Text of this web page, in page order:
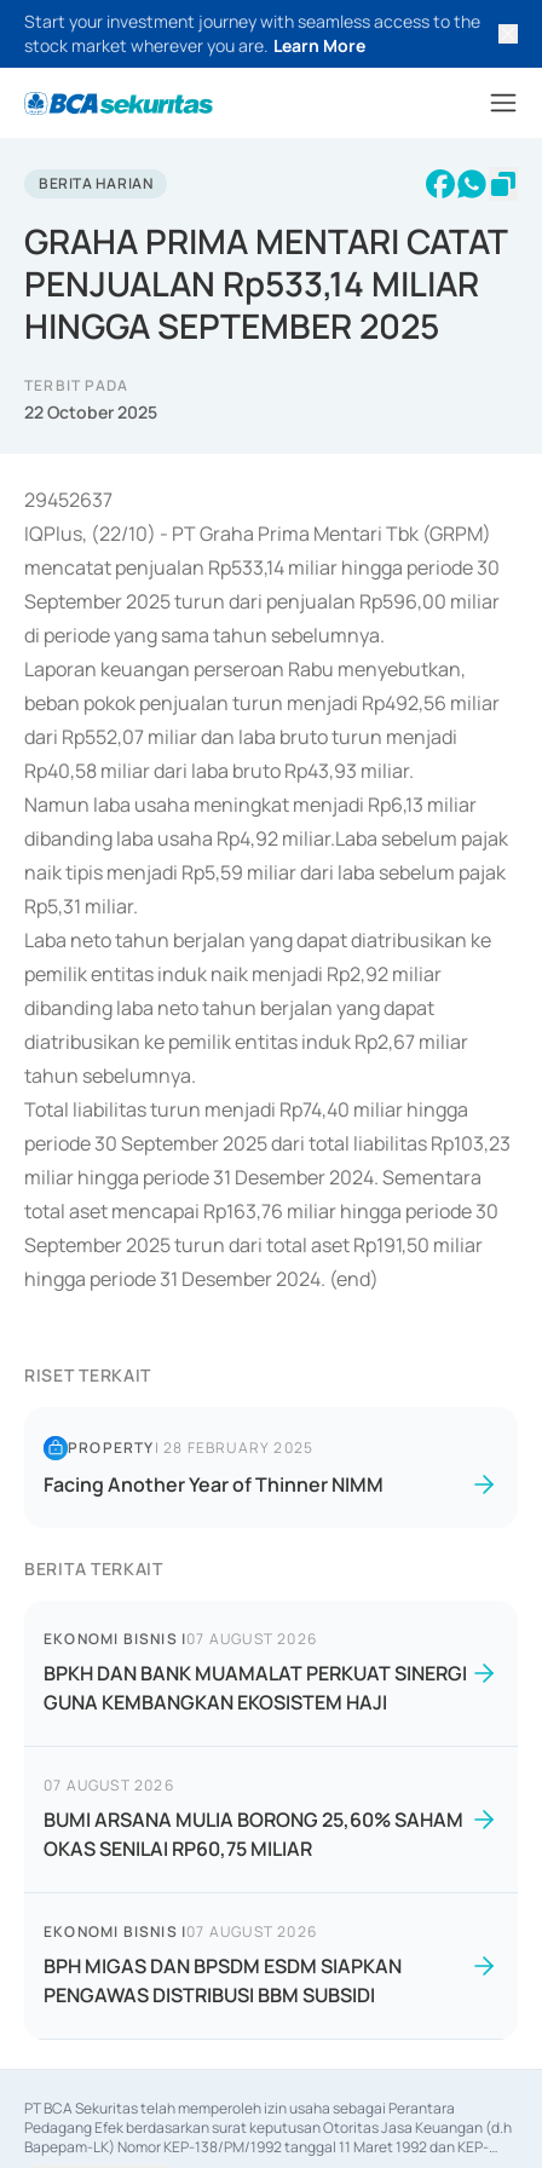
Start your investment journey with seamless access to the
stock market wherever you are. Learn More
BERITA HARIAN
GRAHA PRIMA MENTARI CATAT
PENJUALAN Rp533,14 MILIAR
HINGGA SEPTEMBER 2025
TERBIT PADA
22 October 2025
29452637
IQPlus, (22/10) - PT Graha Prima Mentari Tbk (GRPM)
mencatat penjualan Rp533,14 miliar hingga periode 30
September 2025 turun dari penjualan Rp596,00 miliar
di periode yang sama tahun sebelumnya.
Laporan keuangan perseroan Rabu menyebutkan,
beban pokok penjualan turun menjadi Rp492,56 miliar
dari Rp552,07 miliar dan laba bruto turun menjadi
Rp40,58 miliar dari laba bruto Rp43,93 miliar.
Namun laba usaha meningkat menjadi Rp6,13 miliar
dibanding laba usaha Rp4,92 miliar.Laba sebelum pajak
naik tipis menjadi Rp5,59 miliar dari laba sebelum pajak
Rp5,31 miliar.
Laba neto tahun berjalan yang dapat diatribusikan ke
pemilik entitas induk naik menjadi Rp2,92 miliar
dibanding laba neto tahun berjalan yang dapat
diatribusikan ke pemilik entitas induk Rp2,67 miliar
tahun sebelumnya.
Total liabilitas turun menjadi Rp74,40 miliar hingga
periode 30 September 2025 dari total liabilitas Rp103,23
miliar hingga periode 31 Desember 2024. Sementara
total aset mencapai Rp163,76 miliar hingga periode 30
September 2025 turun dari total aset Rp191,50 miliar
hingga periode 31 Desember 2024. (end)
RISET TERKAIT
PROPERTY|28 FEBRUARY 2025
Facing Another Year of Thinner NIMM
BERITA TERKAIT
EKONOMI BISNIS |07 AUGUST 2026
BPKH DAN BANK MUAMALAT PERKUAT SINERGI
GUNA KEMBANGKAN EKOSISTEM HAJI
07 AUGUST 2026
BUMI ARSANA MULIA BORONG 25,60% SAHAM
OKAS SENILAI RP60,75 MILIAR
EKONOMI BISNIS |07 AUGUST 2026
BPH MIGAS DAN BPSDM ESDM SIAPKAN
PENGAWAS DISTRIBUSI BBM SUBSIDI
PT BCA Sekuritas telah memperoleh izin usaha sebagai Perantara
Pedagang Efek berdasarkan surat keputusan Otoritas Jasa Keuangan (d.h
Bapepam-LK) Nomor KEP-138/PM/1992 tanggal 11 Maret 1992 dan KEP-